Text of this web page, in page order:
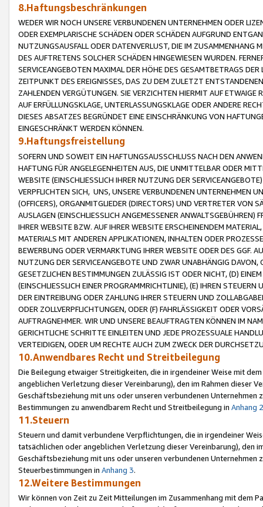
8.Haftungsbeschränkungen
WEDER WIR NOCH UNSERE VERBUNDENEN UNTERNEHMEN ODER
ODER EXEMPLARISCHE SCHÄDEN ODER SCHÄDEN AUFGRUND
NUTZUNGSAUSFALL ODER DATENVERLUST, DIE IM ZUSAMMENHANG
DES AUFTRETENS SOLCHER SCHÄDEN HINGEWIESEN WURDEN.
SERVICEANGEBOTEN MAXIMAL DER HÖHE DES GESAMTBETRAGS
ZEITPUNKT DES EREIGNISSES, DAS ZU DEM ZULETZT
ZAHLENDEN VERGÜTUNGEN. SIE VERZICHTEN HIERMIT AUF
AUF ERFÜLLUNGSKLAGE, UNTERLASSUNGSKLAGE ODER ANDERE
DIESES ABSATZES BEGRÜNDET EINE EINSCHRÄNKUNG VON
EINGESCHRÄNKT WERDEN KÖNNEN.
9.Haftungsfreistellung
SOFERN UND SOWEIT EIN HAFTUNGSAUSSCHLUSS NACH DEN
HAFTUNG FÜR ANGELEGENHEITEN AUS, DIE UNMITTELBAR ODER
WEBSITE (EINSCHLIESSLICH IHRER NUTZUNG DER
VERPFLICHTEN SICH, UNS, UNSERE VERBUNDENEN UNTERNEHMEN
(OFFICERS), ORGANMITGLIEDER (DIRECTORS) UND VERTRETER VON
AUSLAGEN (EINSCHLIESSLICH ANGEMESSENER
IHRER WEBSITE BZW. AUF IHRER WEBSITE ERSCHEINENDEM
MATERIALS MIT ANDEREN APPLIKATIONEN, INHALTEN ODER
BEWERBUNG ODER VERMARKTUNG IHRER WEBSITE ODER DES GGF.
NUTZUNG DER SERVICEANGEBOTE UND ZWAR UNABHÄNGIG
GESETZLICHEN BESTIMMUNGEN ZULÄSSIG IST ODER NICHT, (D)
(EINSCHLIESSLICH EINER PROGRAMMRICHTLINIE), (E) IHREN
DER EINTREIBUNG ODER ZAHLUNG IHRER STEUERN UND
ODER ZOLLVERPFLICHTUNGEN, ODER (F) FAHRLÄSSIGKEIT ODER
AUFTRAGNEHMER. WIR UND UNSERE BEAUFTRAGTEN KÖNNEN IM
GERICHTLICHE SCHRITTE EINLEITEN UND JEDE PROZESSUALE
VERTEIDIGEN, ODER UM RECHTE AUCH ZUM ZWECK DER
10.Anwendbares Recht und Streitbeilegung
Die Beilegung etwaiger Streitigkeiten, die in irgendeiner Weise mit
angeblichen Verletzung dieser Vereinbarung), den im Rahmen dieser
Geschäftsbeziehung mit uns oder unseren verbundenen
Bestimmungen zu anwendbarem Recht und Streitbeilegung in Anhang 2
11.Steuern
Steuern und damit verbundene Verpflichtungen, die in irgendeiner
tatsächlichen oder angeblichen Verletzung dieser Vereinbarung), den
Geschäftsbeziehung mit uns oder unseren verbundenen
Steuerbestimmungen in Anhang 3.
12.Weitere Bestimmungen
Wir können von Zeit zu Zeit Mitteilungen im Zusammenhang mit dem